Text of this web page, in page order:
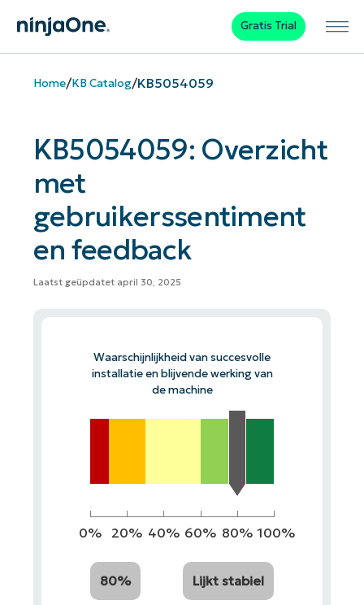
Gratis Trial
Home/KB Catalog/KB5054059
KB5054059: Overzicht
met
gebruikerssentiment
en feedback
Laatst geüpdatet april 30, 2025
Waarschijnlijkheid van succesvolle
installatie en blijvende werking van
de machine
0% 20% 40% 60% 80% 100%
80% Lijkt stabiel